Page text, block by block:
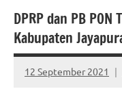
DPRP dan PB
Kabupaten
12 September 2021
No